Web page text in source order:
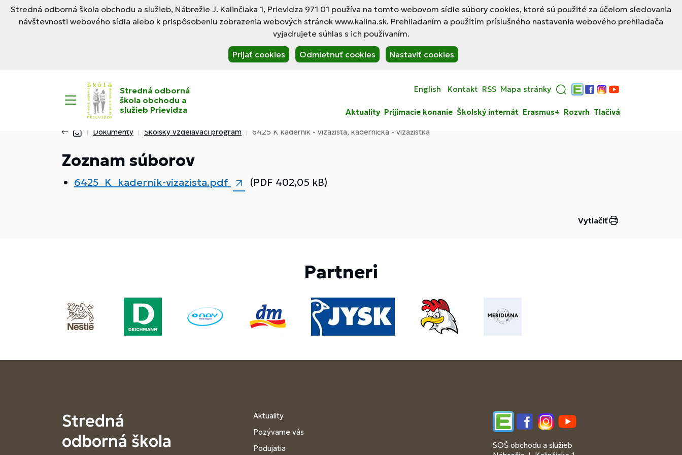
Stredná odborná škola obchodu a služieb, Nábrežie J. Kalinčiaka 1, Prievidza 971 01 používa na tomto webovom sídle súbory cookies, ktoré sú použité za účelom sledovania
návštevnosti webového sídla alebo k prispôsobeniu zobrazenia webových stránok www.kalina.sk. Prehliadaním a použitím príslušného nastavenia webového prehliadača
vyjadrujete súhlas s ich používaním.
Prijať cookies Odmietnuť cookies Nastaviť cookies
Stredná odborná
škola obchodu a
služieb Prievidza
English Kontakt RSS Mapa stránky
Edupage
Facebook
Instagram
YouTube
Aktuality Prijímacie konanie Školský internát Erasmus+ Rozvrh Tlačivá
Dokumenty Školský vzdelávací program 6425 K kaderník - vizážista, kaderníčka - vizážistka
Zoznam súborov
6425_K_kadernik-vizazista.pdf (PDF 402,05 kB)
Vytlačiť
Partneri
Stredná
odborná škola
Aktuality
Pozývame vás
Podujatia
EdupageFacebookInstagramYouTube
SOŠ obchodu a služieb